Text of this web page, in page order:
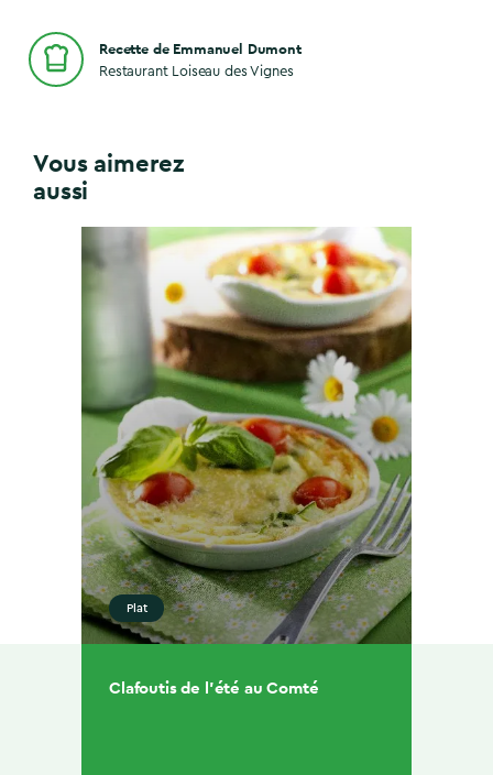
Recette de Emmanuel Dumont
Restaurant Loiseau des Vignes
Vous aimerez
aussi
Plat
Clafoutis de l’été au Comté